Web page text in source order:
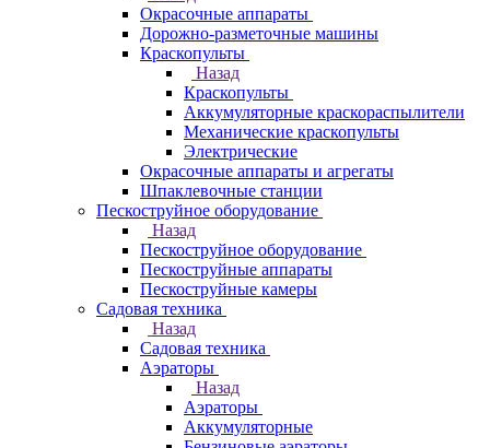
Окрасочные аппараты
Дорожно-разметочные машины
Краскопульты
Назад
Краскопульты
Аккумуляторные краскораспылители
Механические краскопульты
Электрические
Окрасочные аппараты и агрегаты
Шпаклевочные станции
Пескоструйное оборудование
Назад
Пескоструйное оборудование
Пескоструйные аппараты
Пескоструйные камеры
Садовая техника
Назад
Садовая техника
Аэраторы
Назад
Аэраторы
Аккумуляторные